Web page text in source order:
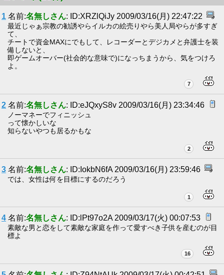
1 名前:名無しさん: ID:XRZlQiJy 2009/03/16(月) 22:47:22
最近じゃぁ宗教の勧誘やらイルカの絵売りやら美人局やらが多すぎ
て、
チートで資金MAXにでもして、レコーダーとデジカメと弁護士を装
備しないと、
即ゲームオーバー(社会的な意味で)になっちまうから、気をつけろ
よ。
7
2 名前:名無しさん: ID:eJQxyS8v 2009/03/16(月) 23:34:46
ノーマネーでフィニッシュ
って懐かしいな
知らないやつも居るかもな
2
3 名前:名無しさん: ID:IokbN6fA 2009/03/16(月) 23:59:46
では、女性は何を目標にするのだろう
1
4 名前:名無しさん: ID:lPt97o2A 2009/03/17(火) 00:07:53
素敵な男と恋をして素敵な家庭を作って愛すべき子供を産むのが目
標よ
16